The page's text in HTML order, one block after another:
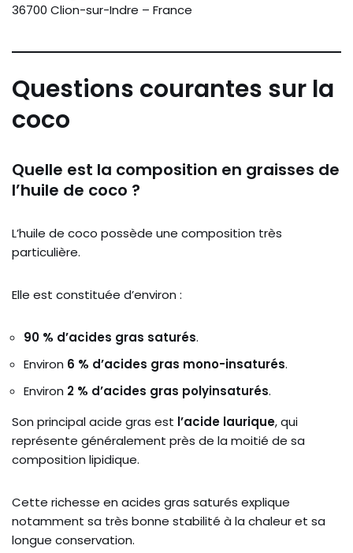
36700 Clion-sur-Indre – France
Questions courantes sur la
coco
Quelle est la composition en graisses de
l’huile de coco ?
L’huile de coco possède une composition très
particulière.
Elle est constituée d’environ :
90 % d’acides gras saturés.
Environ 6 % d’acides gras mono-insaturés.
Environ 2 % d’acides gras polyinsaturés.
Son principal acide gras est l’acide laurique, qui
représente généralement près de la moitié de sa
composition lipidique.
Cette richesse en acides gras saturés explique
notamment sa très bonne stabilité à la chaleur et sa
longue conservation.